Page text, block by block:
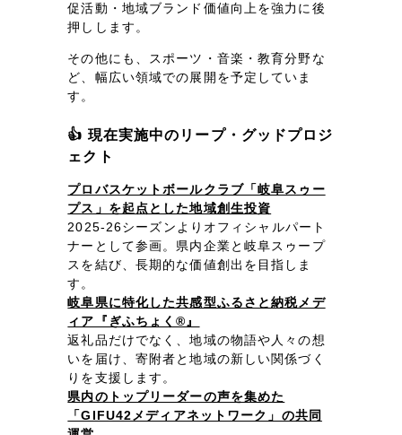
促活動・地域ブランド価値向上を強力に後
押しします。
その他にも、スポーツ・音楽・教育分野な
ど、幅広い領域での展開を予定していま
す。
👍 現在実施中のリープ・グッドプロジ
ェクト
プロバスケットボールクラブ「岐阜スゥー
プス」を起点とした地域創生投資
2025-26シーズンよりオフィシャルパート
ナーとして参画。県内企業と岐阜スゥープ
スを結び、長期的な価値創出を目指しま
す。
岐阜県に特化した共感型ふるさと納税メデ
ィア『ぎふちょく®』
返礼品だけでなく、地域の物語や人々の想
いを届け、寄附者と地域の新しい関係づく
りを支援します。
県内のトップリーダーの声を集めた
「GIFU42メディアネットワーク」の共同